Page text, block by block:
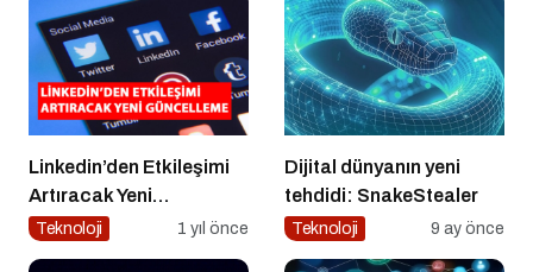
Linkedin’den Etkileşimi
Artıracak Yeni
Güncelleme
Teknoloji 1 yıl önce
Dijital dünyanın yeni
tehdidi: SnakeStealer
Teknoloji 9 ay önce